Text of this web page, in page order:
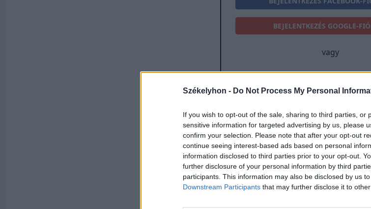
Székelyhon - Do Not Process My Personal
If you wish to opt-out of the sale, sharing to third parties, or
sensitive information for targeted advertising by us, please
confirm your selection. Please note that after your opt-out
continue seeing interest-based ads based on personal
information disclosed to third parties prior to your opt-out.
further disclosure of your personal information by third
participants. This information may also be disclosed by us
Downstream Participants that may further disclose it to
BEJELENTKEZÉS GOOGLE-
vagy
E-mail-cím
Jelszó
Elfelejtette a jelszavát?
BEJELENTKEZÉS